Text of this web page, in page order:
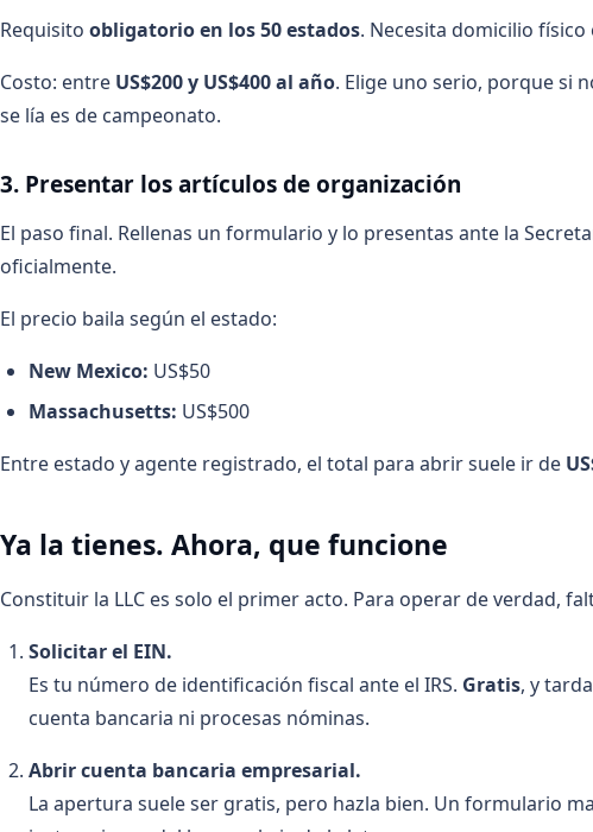
Requisito obligatorio en los 50 estados. Necesita domicilio físico
Costo: entre US$200 y US$400 al año. Elige uno serio, porque si
se lía es de campeonato.
3. Presentar los artículos de organización
El paso final. Rellenas un formulario y lo presentas ante la
oficialmente.
El precio baila según el estado:
New Mexico: US$50
Massachusetts: US$500
Entre estado y agente registrado, el total para abrir suele ir de
Ya la tienes. Ahora, que funcione
Constituir la LLC es solo el primer acto. Para operar de verdad,
Solicitar el EIN.
Es tu número de identificación fiscal ante el IRS. Gratis, y
cuenta bancaria ni procesas nóminas.
Abrir cuenta bancaria empresarial.
La apertura suele ser gratis, pero hazla bien. Un formulario